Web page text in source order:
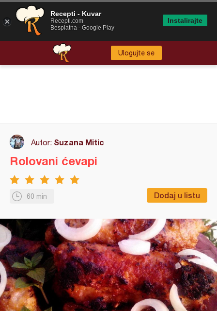
Ulogujte se
Autor: Suzana Mitic
60 min Dodaj u listu
Rolovani ćevapi
Recepti - Kuvar
Recepti.com
Besplatna - Google Play
Instalirajte